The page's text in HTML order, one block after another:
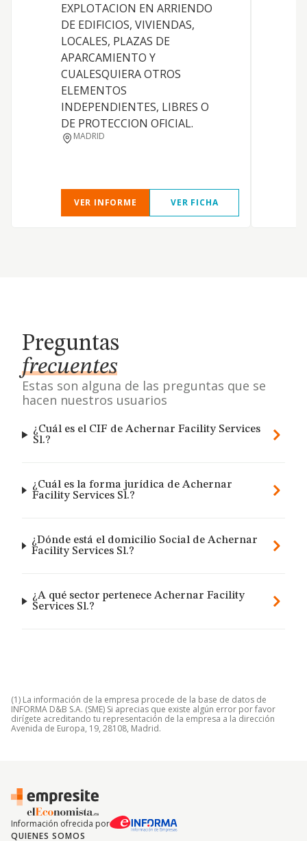
EXPLOTACION EN ARRIENDO
DE EDIFICIOS, VIVIENDAS,
LOCALES, PLAZAS DE
APARCAMIENTO Y
CUALESQUIERA OTROS
ELEMENTOS
INDEPENDIENTES, LIBRES O
DE PROTECCION OFICIAL.
MADRID
VER INFORME VER FICHA
Preguntas
frecuentes
Estas son alguna de las preguntas que se
hacen nuestros usuarios
¿Cuál es el CIF de Achernar Facility Services
Sl.?
¿Cuál es la forma jurídica de Achernar
Facility Services Sl.?
¿Dónde está el domicilio Social de Achernar
Facility Services Sl.?
¿A qué sector pertenece Achernar Facility
Services Sl.?
(1) La información de la empresa procede de la base de datos de
INFORMA D&B S.A. (SME) Si aprecias que existe algún error por favor
dirígete acreditando tu representación de la empresa a la dirección
Avenida de Europa, 19, 28108, Madrid.
Información ofrecida por
QUIENES SOMOS